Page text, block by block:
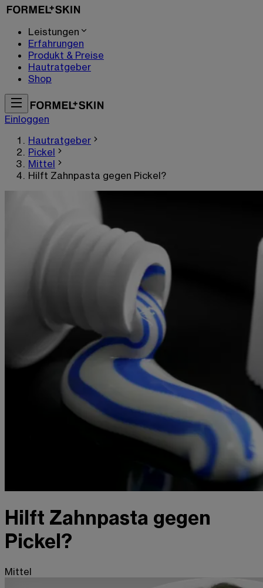
Leistungen
Erfahrungen
Produkt & Preise
Hautratgeber
Shop
Einloggen
Hautratgeber
Pickel
Mittel
Hilft Zahnpasta gegen Pickel?
Hilft Zahnpasta gegen
Pickel?
Mittel